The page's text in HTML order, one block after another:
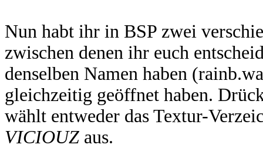
Nun habt ihr in BSP zwei
zwischen denen ihr euch
denselben Namen haben
gleichzeitig geöffnet haben.
wählt entweder das Textur-
VICIOUZ aus.